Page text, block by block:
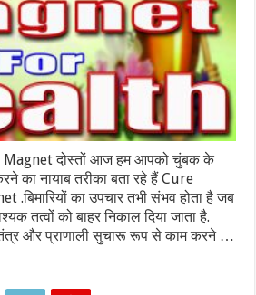
Magnet दोस्तों आज हम आपको चुंबक के
करने का नायाब तरीका बता रहे हैं Cure
.बिमारियों का उपचार तभी संभव होता है जब
तत्वों को बाहर निकाल दिया जाता है.
और प्राणाली सुचारू रूप से काम करने …